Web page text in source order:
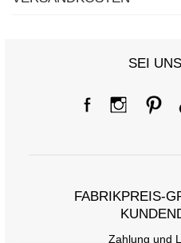
SEI
FABRIKPREIS-
Zahlung und